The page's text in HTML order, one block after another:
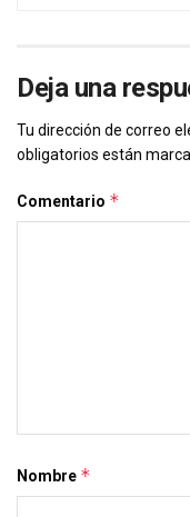
Deja una
Tu dirección de correo
obligatorios están
Comentario *
Nombre *